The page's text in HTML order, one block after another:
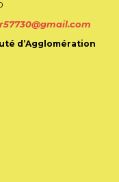
d’Agglomération